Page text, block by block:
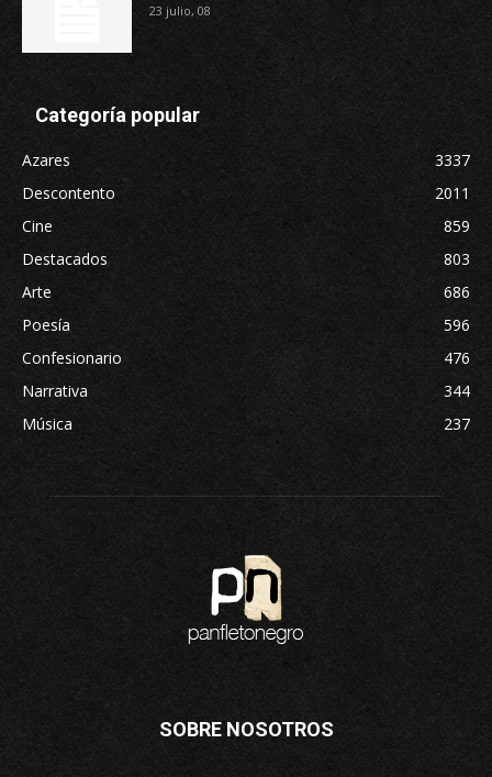
23 julio, 08
Categoría popular
Azares
3337
Descontento
2011
Cine
859
Destacados
803
Arte
686
Poesía
596
Confesionario
476
Narrativa
344
Música
237
SOBRE NOSOTROS